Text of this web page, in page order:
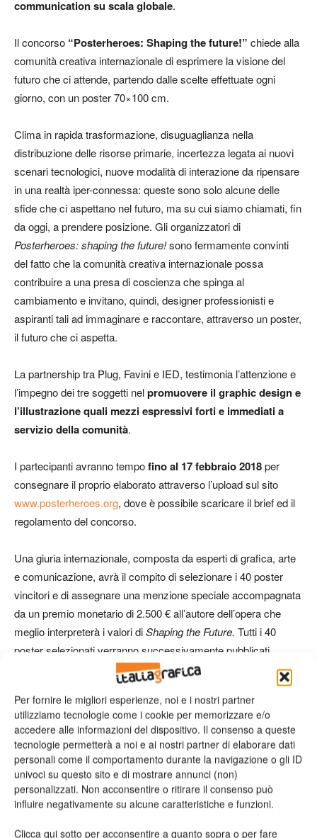
Per fornire le migliori esperienze, noi e i nostri partner
utilizziamo tecnologie come i cookie per memorizzare e/o
accedere alle informazioni del dispositivo. Il consenso a queste
tecnologie permetterà a noi e ai nostri partner di elaborare dati
personali come il comportamento durante la navigazione o gli ID
univoci su questo sito e di mostrare annunci (non)
personalizzati. Non acconsentire o ritirare il consenso può
influire negativamente su alcune caratteristiche e funzioni.
Clicca qui sotto per acconsentire a quanto sopra o per fare
communication su scala globale.
Il concorso “Posterheroes: ​ Shaping the future!” chiede alla
comunità creativa internazionale di esprimere la visione del
futuro che ci attende, partendo dalle scelte effettuate ogni
giorno, con un poster 70×100 cm.
Clima in rapida trasformazione, disuguaglianza nella
distribuzione delle risorse primarie, incertezza legata ai nuovi
scenari tecnologici, nuove modalità di interazione da ripensare
in una realtà iper-connessa: queste sono solo alcune delle
sfide che ci aspettano nel futuro, ma su cui siamo chiamati, fin
da oggi, a prendere posizione. Gli organizzatori di
Posterheroes: shaping the future!sono fermamente convinti
del fatto che la comunità creativa internazionale possa
contribuire a una presa di coscienza che spinga al
cambiamento e invitano, quindi, designer professionisti e
aspiranti tali ad immaginare e raccontare, attraverso un poster,
il futuro che ci aspetta.
La partnership tra Plug, Favini e IED, testimonia l’attenzione e
l’impegno dei tre soggetti nelpromuovere il graphic design e
l’illustrazione quali mezzi espressivi forti e immediati a
servizio della comunità.
I partecipanti avranno tempofino al 17 febbraio 2018per
consegnare il proprio elaborato attraverso ​l’upload sul sito
www.posterheroes.org, dove è possibile scaricare il brief ed il
regolamento del concorso.
Una giuria internazionale, composta da esperti di grafica, arte
e comunicazione, avrà il compito di selezionare i 40 poster
vincitori e di assegnare una menzione speciale accompagnata
da un premio monetario di 2.500 € all’autore dell’opera che
meglio interpreterà i valori diShaping the Future. Tutti i 40
poster selezionati verranno successivamente pubblicati
all’interno del catalogo dell’iniziativa, stampato su carta Favini,
e diventeranno parte di una mostra pubblica con sede a
Firenze nel mese di maggio 2018.